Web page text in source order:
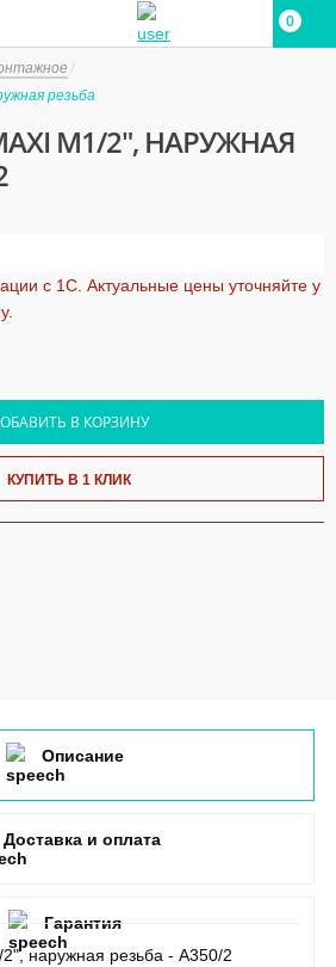
0
резьба
M1/2", НАРУЖНАЯ
с 1С. Актуальные цены уточняйте у
В КОРЗИНУ
КУПИТЬ В 1 КЛИК
Описание
наружная резьба - A350/2
Доставка и оплата
Гарантия